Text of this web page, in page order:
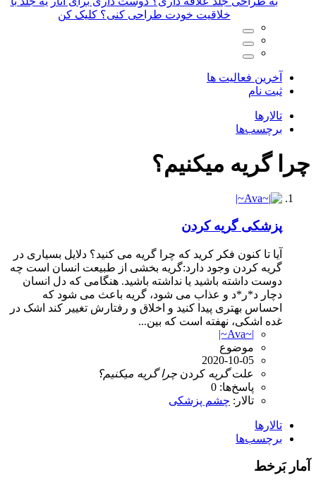
آخرین فعالیت ها
ثبت نام
تالارها
برچسب‌ها
چرا گریه میکنیم؟
پزشکی گریه کردن
آیا تا کنون فکر کرید که چرا گریه می کنید؟ دلایل بسیاری در
گریه کردن وجود دارد:گریه بخشی از طبیعت انسان است چه
دوست داشته باشید یا نداشته باشید. هنگامی که دل انسان
دچار د*ر*د و عذاب می شود، گریه باعث می شود که
احساس بهتری پیدا کنید و اخلاق و رفتارش تغییر کند اشک در
غده اشکی، نهفته است که بین...
|~Ava~|
موضوع
2020-10-05
علتگریه کردن چرا گریه میکنیم؟
پاسخ‌ها: 0
تالار: چشم پزشکی
تالارها
برچسب‌ها
آمار بَرخط